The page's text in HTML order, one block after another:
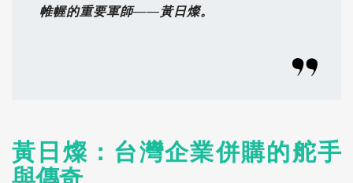
帷幄的重要軍師——黃日燦。
黃日燦：台灣企業併購的舵手
與傳奇